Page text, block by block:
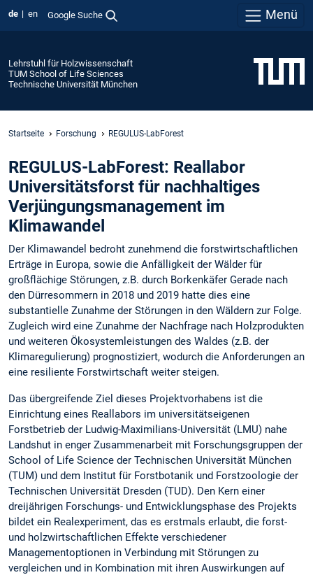
de en Google Suche Menü
Lehrstuhl für Holzwissenschaft
TUM School of Life Sciences
Technische Universität München
Startseite Forschung REGULUS-LabForest
REGULUS-LabForest: Reallabor
Universitätsforst für nachhaltiges
Verjüngungsmanagement im
Klimawandel
Der Klimawandel bedroht zunehmend die forstwirtschaftlichen
Erträge in Europa, sowie die Anfälligkeit der Wälder für
großflächige Störungen, z.B. durch Borkenkäfer Gerade nach
den Dürresommern in 2018 und 2019 hatte dies eine
substantielle Zunahme der Störungen in den Wäldern zur Folge.
Zugleich wird eine Zunahme der Nachfrage nach Holzprodukten
und weiteren Ökosystemleistungen des Waldes (z.B. der
Klimaregulierung) prognostiziert, wodurch die Anforderungen an
eine resiliente Forstwirtschaft weiter steigen.
Das übergreifende Ziel dieses Projektvorhabens ist die
Einrichtung eines Reallabors im universitätseigenen
Forstbetrieb der Ludwig-Maximilians-Universität (LMU) nahe
Landshut in enger Zusammenarbeit mit Forschungsgruppen der
School of Life Science der Technischen Universität München
(TUM) und dem Institut für Forstbotanik und Forstzoologie der
Technischen Universität Dresden (TUD). Den Kern einer
dreijährigen Forschungs- und Entwicklungsphase des Projekts
bildet ein Realexperiment, das es erstmals erlaubt, die forst-
und holzwirtschaftlichen Effekte verschiedener
Managementoptionen in Verbindung mit Störungen zu
vergleichen und in Kombination mit ihren Auswirkungen auf